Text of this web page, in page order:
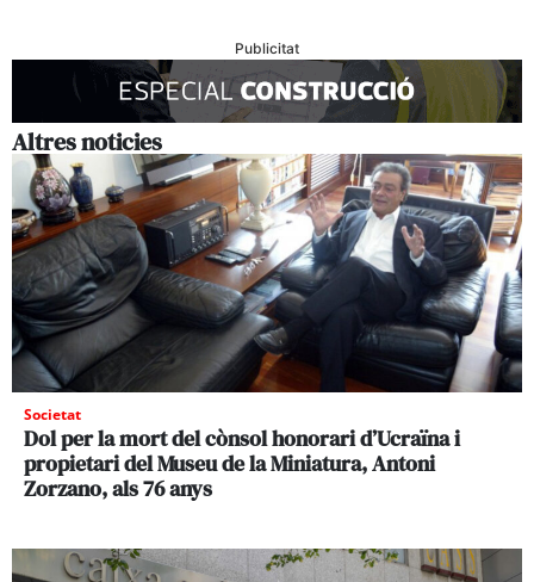
Publicitat
Altres noticies
Societat
Dol per la mort del cònsol honorari d’Ucraïna i
propietari del Museu de la Miniatura, Antoni
Zorzano, als 76 anys